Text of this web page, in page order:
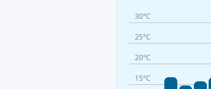
30°C
25°C
20°C
15°C